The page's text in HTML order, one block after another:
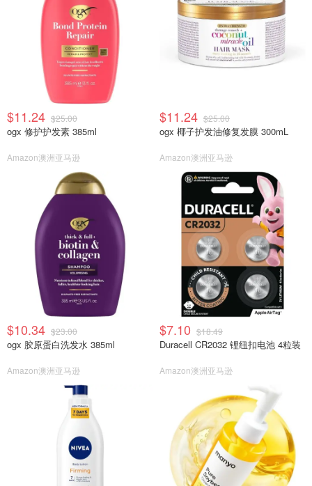
$11.24 $25.00
ogx 修护护发素 385ml
Amazon澳洲亚马逊
$11.24 $25.00
ogx 椰子护发油修复发膜 300mL
Amazon澳洲亚马逊
$10.34 $23.00
ogx 胶原蛋白洗发水 385ml
Amazon澳洲亚马逊
$7.10 $18.49
Duracell CR2032 锂纽扣电池 4粒装
Amazon澳洲亚马逊